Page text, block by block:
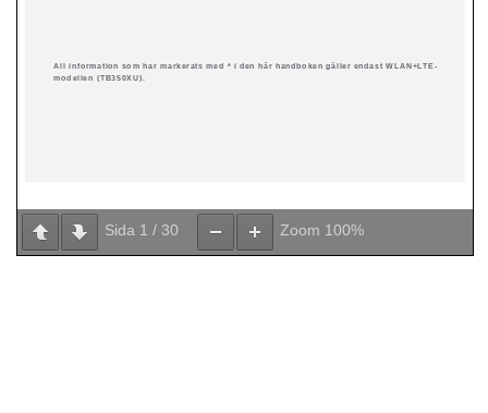
Sida 1 / 30 Zoom 100%